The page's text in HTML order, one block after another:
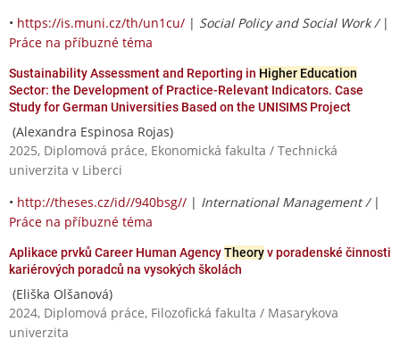
• https://is.muni.cz/th/un1cu/ | Social Policy and Social Work / |
Práce na příbuzné téma
Sustainability Assessment and Reporting in Higher Education
Sector: the Development of Practice-Relevant Indicators. Case
Study for German Universities Based on the UNISIMS Project
(Alexandra Espinosa Rojas)
2025, Diplomová práce, Ekonomická fakulta / Technická
univerzita v Liberci
• http://theses.cz/id//940bsg// | International Management / |
Práce na příbuzné téma
Aplikace prvků Career Human AgencyTheoryv poradenské činnosti
kariérových poradců na vysokých školách
(Eliška Olšanová)
2024, Diplomová práce, Filozofická fakulta / Masarykova
univerzita